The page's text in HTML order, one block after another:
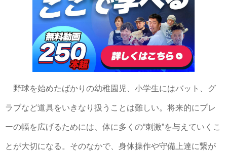
野球を始めたばかりの幼稚園児、小学生にはバット、グ
ラブなど道具をいきなり扱うことは難しい。将来的にプレ
ーの幅を広げるためには、体に多くの“刺激”を与えていくこ
とが大切になる。そのなかで、身体操作や守備上達に繋が